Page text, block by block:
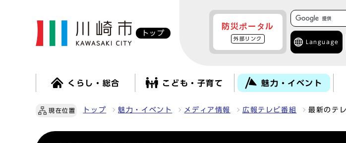
トップ
防災ポータル
外部リンク
Language
くらし・総合 こども・子育て 魅力・イベント
現在位置 トップ 魅力・イベント メディア情報 広報テレビ番組 最新のテ